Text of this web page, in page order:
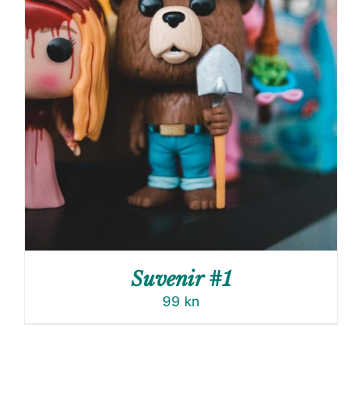
Suvenir #1
99 kn